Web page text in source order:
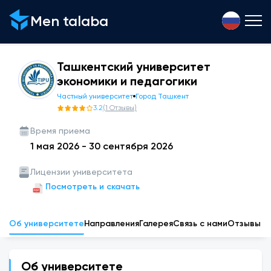
Men talaba
Ташкентский университет
экономики и педагогики
Частный университет Город Ташкент
3.2(1 Отзывы)
Время приема
1 мая 2026 - 30 сентября 2026
Лицензии университета
Посмотреть и скачать
Об университете НаправленияГалереяСвязь с намиОтзывы
Об университете